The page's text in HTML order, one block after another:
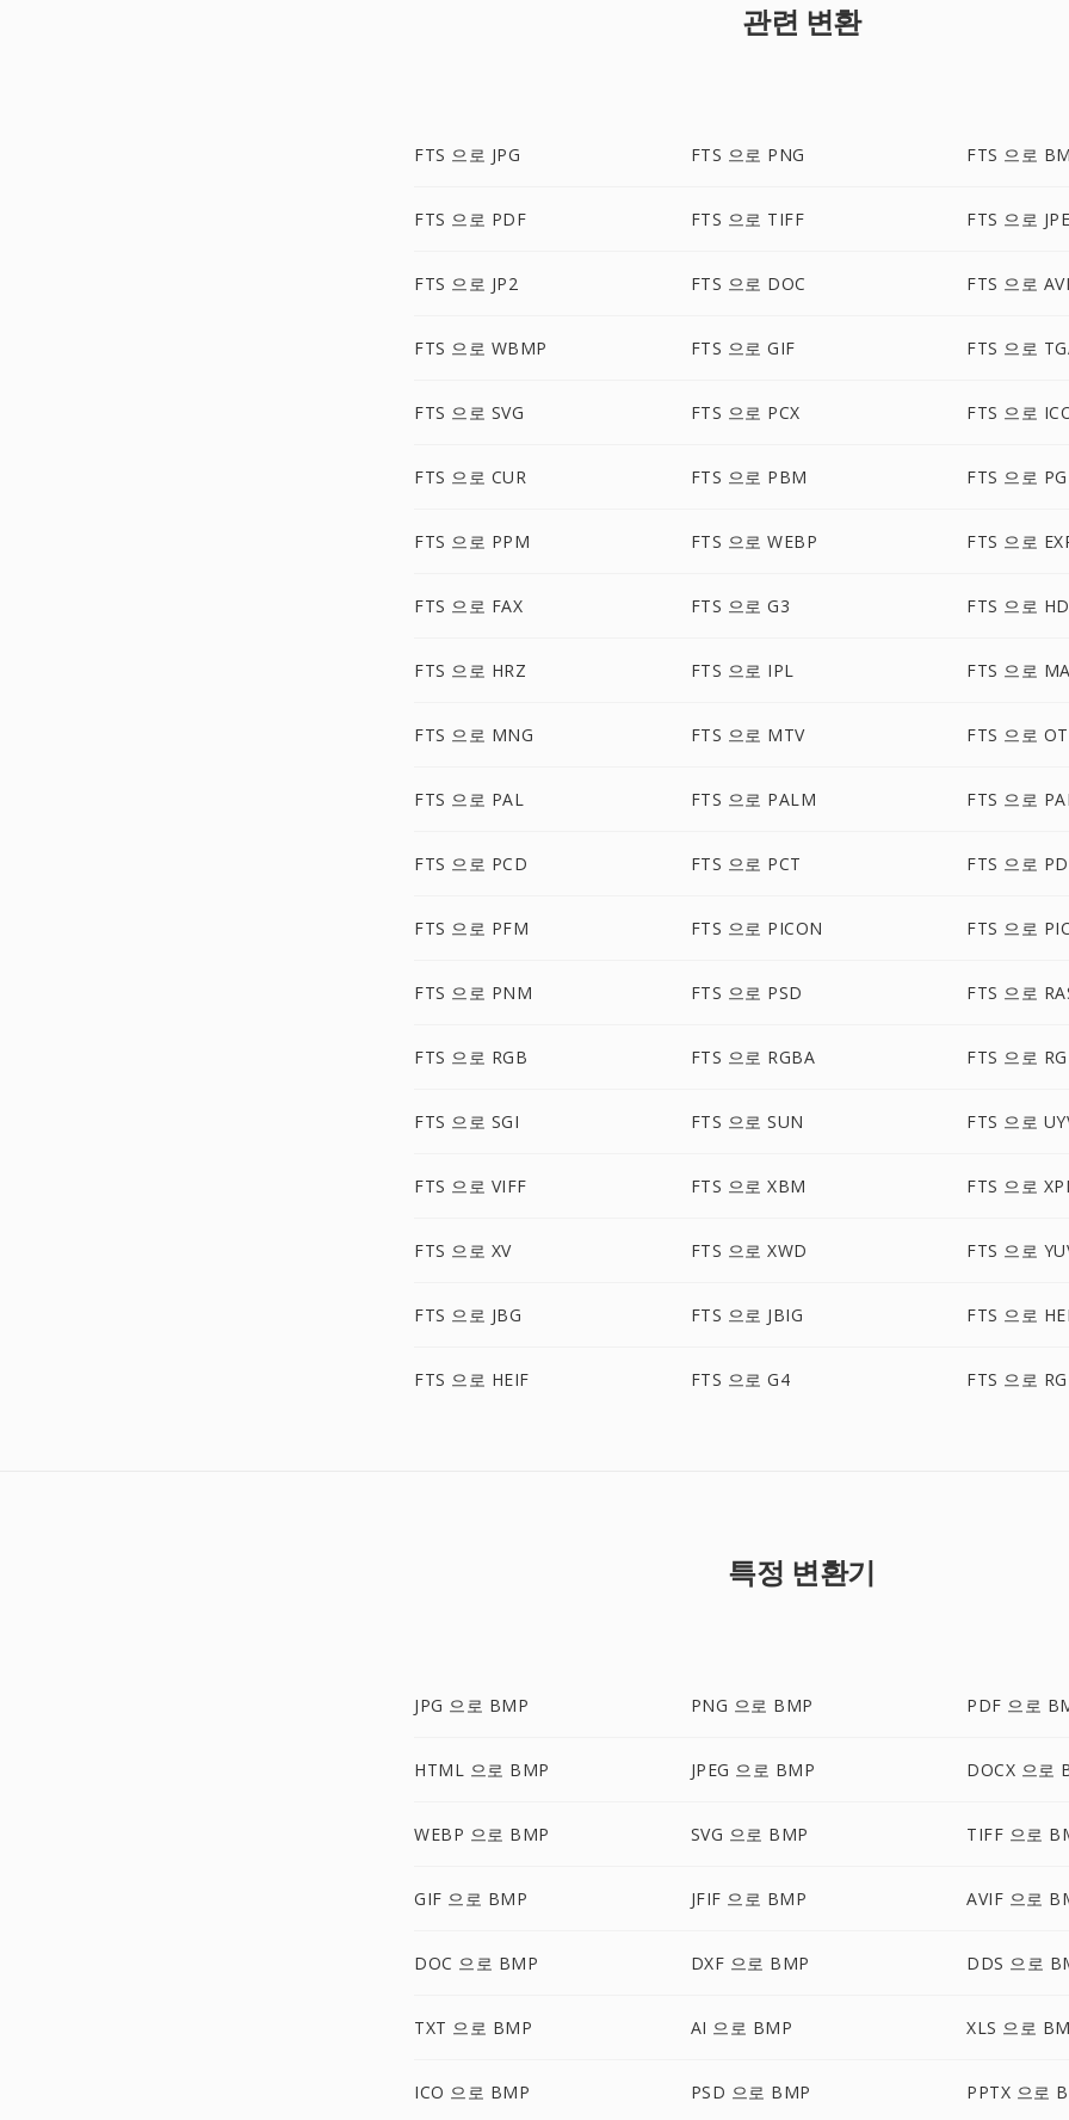
관련 변환
FTS 으로 JPG FTS 으로 PNG FTS 으로
FTS 으로 PDF FTS 으로 TIFF FTS 으로
FTS 으로 JP2 FTS 으로 DOC FTS 으로
FTS 으로 WBMP FTS 으로 GIF FTS 으로
FTS 으로 SVG FTS 으로 PCX FTS 으로
FTS 으로 CUR FTS 으로 PBM FTS 으로
FTS 으로 PPM FTS 으로 WEBP FTS 으로
FTS 으로 FAX FTS 으로 G3 FTS 으로
FTS 으로 HRZ FTS 으로 IPL FTS 으로
FTS 으로 MNG FTS 으로 MTV FTS 으로
FTS 으로 PAL FTS 으로 PALM FTS 으로
FTS 으로 PCD FTS 으로 PCT FTS 으로
FTS 으로 PFM FTS 으로 PICON FTS 으로
FTS 으로 PNM FTS 으로 PSD FTS 으로
FTS 으로 RGB FTS 으로 RGBA FTS 으로
FTS 으로 SGI FTS 으로 SUN FTS 으로
FTS 으로 VIFF FTS 으로 XBM FTS 으로
FTS 으로 XV FTS 으로 XWD FTS 으로
FTS 으로 JBG FTS 으로 JBIG FTS 으로
FTS 으로 HEIF FTS 으로 G4 FTS 으로
특정 변환기
JPG 으로 BMP PNG 으로 BMP PDF 으로
HTML 으로 BMP JPEG 으로 BMP DOCX 으로
WEBP 으로 BMP SVG 으로 BMP TIFF 으로
GIF 으로 BMP JFIF 으로 BMP AVIF 으로
DOC 으로 BMP DXF 으로 BMP DDS 으로
TXT 으로 BMP AI 으로 BMP XLS 으로
ICO 으로 BMP PSD 으로 BMP PPTX 으로